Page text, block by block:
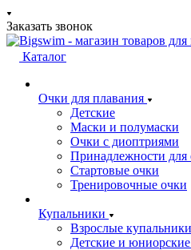
Заказать звонок
Каталог
Очки для плавания
Детские
Маски и полумаски
Очки с диоптриями
Принадлежности для
Стартовые очки
Тренировочные очки
Купальники
Взрослые купальники
Детские и